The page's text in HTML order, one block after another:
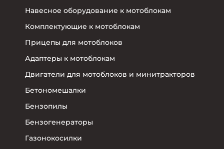
Навесное оборудование к мотоблокам
Комплектующие к мотоблокам
Прицепы для мотоблоков
Адаптеры к мотоблокам
Двигатели для мотоблоков и минитракторов
Бетономешалки
Бензопилы
Бензогенераторы
Газонокосилки